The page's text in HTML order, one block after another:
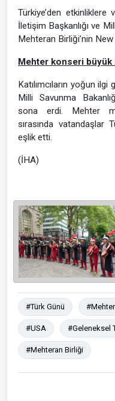
Türkiye’den
İletişim Başkanlığı ve
Mehteran Birliği’nin
Mehter konseri büyük
Katılımcıların yoğun
Milli Savunma
sona erdi. Mehter
sırasında vatandaşlar
eşlik etti.
(İHA)
#Türk Günü #Mehter
#USA #Geleneksel
#Mehteran Birliği